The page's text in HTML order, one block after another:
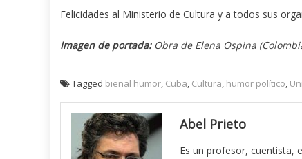
Felicidades al Ministerio de Cultura y a todos sus
Imagen de portada:Obra de Elena Ospina
Tagged bienal humor, Cuba, Cultura, humor político,
Abel Prieto
Es un profesor, cuentista,